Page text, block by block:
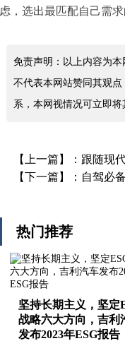
虑，选出最匹配自己需求
免责声明：以上内容为
不代表本网站赞同其观
系，本网视情况可立即将
【上一篇】： 跟随现
【下一篇】： 自驾必
热门推荐
坚持长期主义，坚定
战略六大方向，吉利
发布2023年ESG报告